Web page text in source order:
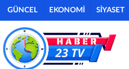
GÜNCEL EKONOMİ SİYASET